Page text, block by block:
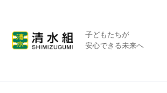
子どもたちが
安心できる未来へ